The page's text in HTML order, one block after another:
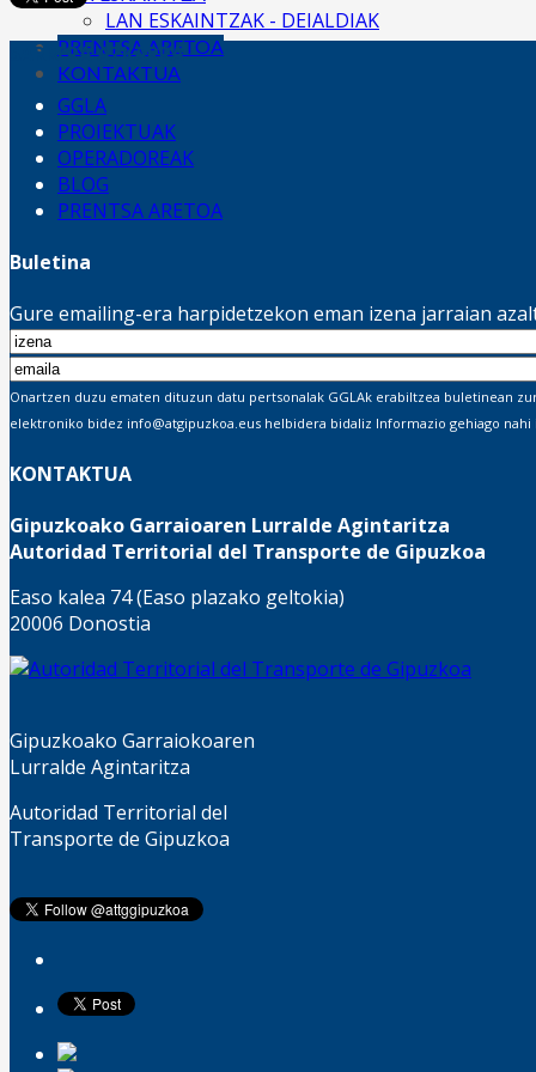
LAN ESKAINTZAK - DEIALDIAK
PRENTSA ARETOA
KONTAKTUA
SARRERA AZKARRA
GGLA
PROIEKTUAK
OPERADOREAK
BLOG
PRENTSA ARETOA
Buletina
Gure emailing-era harpidetzekon eman izena jarraian
Onartzen duzu ematen dituzun datu pertsonalak GGLAk erabiltzea buletinean
elektroniko bidez info@atgipuzkoa.eus helbidera bidaliz Informazio gehiago nahi
KONTAKTUA
Gipuzkoako Garraioaren Lurralde Agintaritza
Autoridad Territorial del Transporte de Gipuzkoa
Easo kalea 74 (Easo plazako geltokia)
20006 Donostia
Gipuzkoako Garraiokoaren
Lurralde Agintaritza
Autoridad Territorial del
Transporte de Gipuzkoa